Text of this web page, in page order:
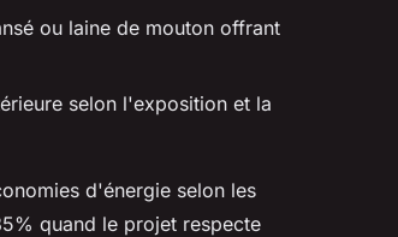
ou laine de mouton offrant
selon l'exposition et la
d'énergie selon les
quand le projet respecte